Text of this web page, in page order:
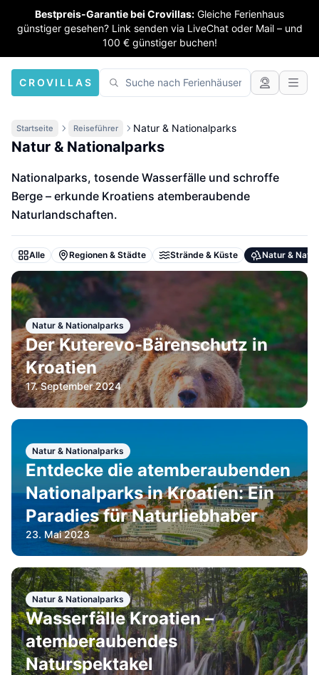
Bestpreis-Garantie bei Crovillas: Gleiche Ferienhaus
günstiger gesehen? Link senden via LiveChat oder Mail – und
100 € günstiger buchen!
CROVILLAS
Startseite Reiseführer Natur & Nationalparks
Natur & Nationalparks
Nationalparks, tosende Wasserfälle und schroffe
Berge – erkunde Kroatiens atemberaubende
Naturlandschaften.
Alle Regionen & Städte Strände & Küste Natur &
Natur & Nationalparks
Der Kuterevo-Bärenschutz in
Kroatien
17. September 2024
Natur & Nationalparks
Entdecke die atemberaubenden
Nationalparks in Kroatien: Ein
Paradies für Naturliebhaber
23. Mai 2023
Natur & Nationalparks
Wasserfälle Kroatien –
atemberaubendes
Naturspektakel